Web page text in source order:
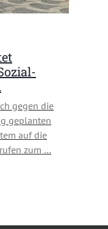
gegen die
geplanten
auf die
zum …